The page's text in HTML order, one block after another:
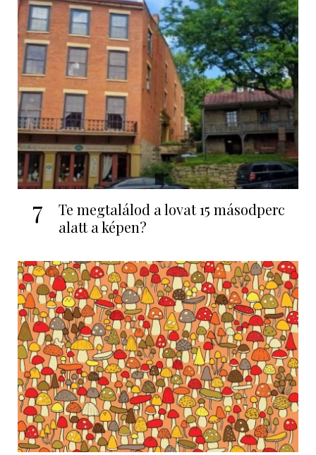
7
Te megtalálod a lovat 15 másodperc
alatt a képen?